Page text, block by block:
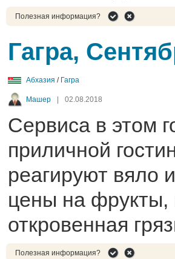
Полезная информация?
Гагра,
Абхазия / Гагра
Машер 02.08.2018
Сервиса в этом
приличной
реагируют вяло
цены на фрукты,
откровенная
Полезная информация?